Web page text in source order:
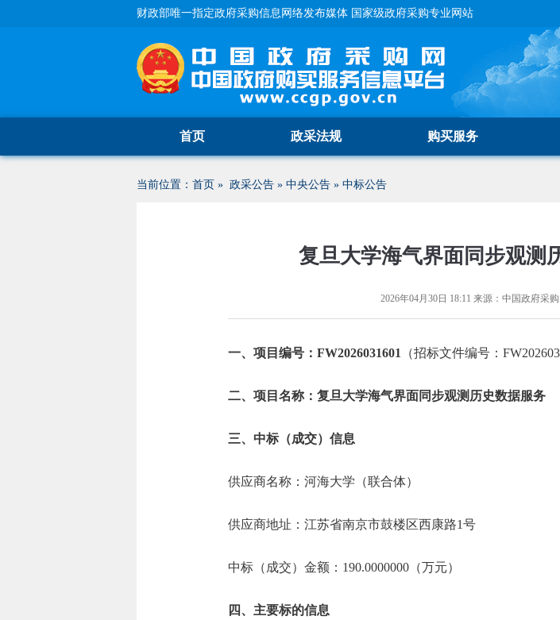
财政部唯一指定政府采购信息网络发布媒体 国家级政府采购专业网站
首页 政采法规 购买服务
当前位置： 首页 » 政采公告 » 中央公告 » 中标公告
复旦大学海气界面同步观测
2026年04月30日 18:11 来源： 中国政府采购
一、项目编号：FW2026031601 （招标文件编号：
二、项目名称：复旦大学海气界面同步观测历史数据服务
三、中标（成交）信息
供应商名称：河海大学（联合体）
供应商地址：江苏省南京市鼓楼区西康路1号
中标（成交）金额：190.0000000（万元）
四、主要标的信息